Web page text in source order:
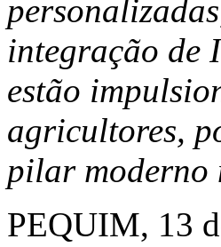
integração de
estão
agricultores,
pilar moderno
PEQUIM, 13